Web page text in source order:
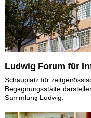
Ludwig Forum für
Schauplatz für
Begegnungsstätte
Sammlung Ludwig.